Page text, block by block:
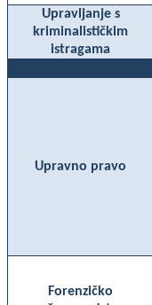
Upravljanje s
kriminalističkim
istragama
Upravno pravo
Forenzičko